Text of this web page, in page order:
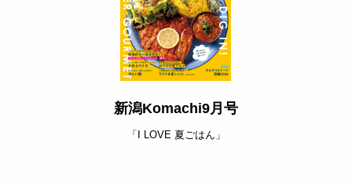
新潟Komachi9月号
「I LOVE 夏ごはん」